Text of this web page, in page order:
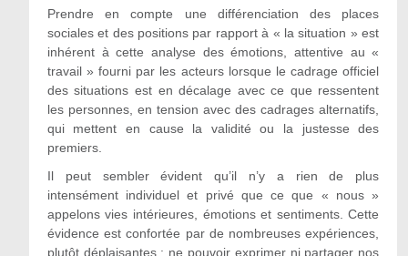
Prendre en compte une différenciation des places
sociales et des positions par rapport à « la situation » est
inhérent à cette analyse des émotions, attentive au «
travail » fourni par les acteurs lorsque le cadrage officiel
des situations est en décalage avec ce que ressentent
les personnes, en tension avec des cadrages alternatifs,
qui mettent en cause la validité ou la justesse des
premiers.
Il peut sembler évident qu’il n’y a rien de plus
intensément individuel et privé que ce que « nous »
appelons vies intérieures, émotions et sentiments. Cette
évidence est confortée par de nombreuses expériences,
plutôt déplaisantes : ne pouvoir exprimer ni partager nos